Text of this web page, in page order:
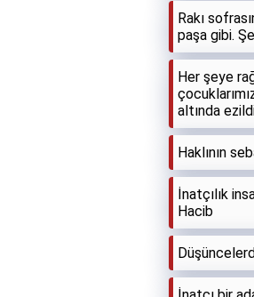
Rakı
paşa gibi.
Her şeye
altında
Haklının
İnatçılık
Hacib